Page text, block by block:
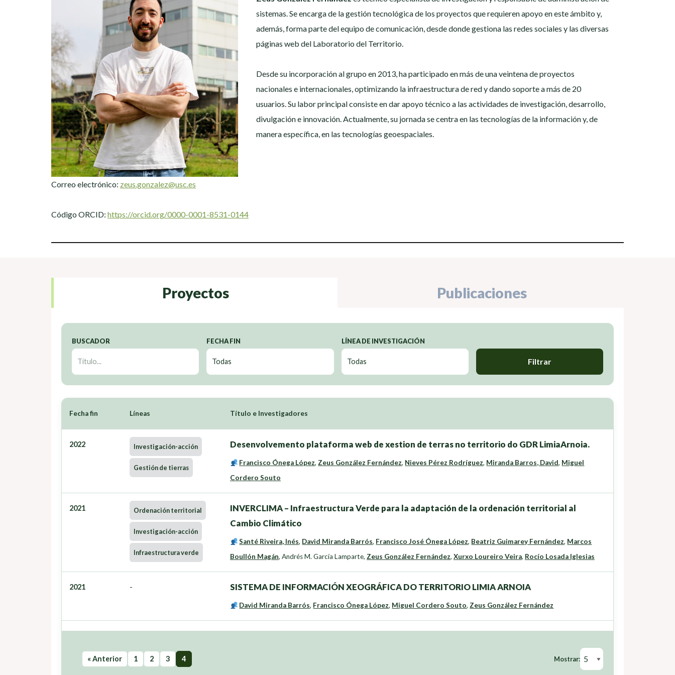
sistemas. Se encarga de la gestión tecnológica de los proyectos que requieren apoyo en este ámbito y,
además, forma parte del equipo de comunicación, desde donde gestiona las redes sociales y las diversas
páginas web del Laboratorio del Territorio.
Desde su incorporación al grupo en 2013, ha participado en más de una veintena de proyectos
nacionales e internacionales, optimizando la infraestructura de red y dando soporte a más de 20
usuarios. Su labor principal consiste en dar apoyo técnico a las actividades de investigación, desarrollo,
divulgación e innovación. Actualmente, su jornada se centra en las tecnologías de la información y, de
manera específica, en las tecnologías geoespaciales.
Correo electrónico: zeus.gonzalez@usc.es
Código ORCID: https://orcid.org/0000-0001-8531-0144
Proyectos Publicaciones
BUSCADOR FECHA FIN LÍNEA DE INVESTIGACIÓN
Filtrar
Fecha fin Líneas Título e Investigadores
2022 Investigación-acción
Gestión de tierras
Desenvolvemento plataforma web de xestion de terras no territorio do GDR LimiaArnoia.
Francisco Ónega López,Zeus González Fernández, Nieves Pérez Rodríguez, Miranda Barros, David, Miguel
Cordero Souto
2021 Ordenación territorial
Investigación-acción
Infraestructura verde
INVERCLIMA – Infraestructura Verde para la adaptación de la ordenación territorial al
Cambio Climático
Santé Riveira, Inés, David Miranda Barrós, Francisco José Ónega López, Beatriz Guimarey Fernández, Marcos
Boullón Magán, Andrés M. García Lamparte, Zeus González Fernández, Xurxo Loureiro Veira, Rocío Losada Iglesias
2021 - SISTEMA DE INFORMACIÓN XEOGRÁFICA DO TERRITORIO LIMIA ARNOIA
David Miranda Barrós, Francisco Ónega López, Miguel Cordero Souto,Zeus González Fernández
« Anterior 1 2 3 4 Mostrar: